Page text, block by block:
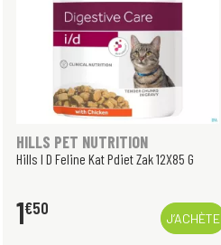
HILLS PET NUTRITION
Hills I D Feline Kat Pdiet Zak 12X85 G
1€50
J’ACHÈTE